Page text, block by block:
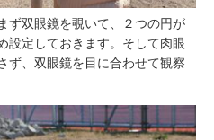
ず双眼鏡を覗いて、２つの円が
設定しておきます。そして肉眼
ず、双眼鏡を目に合わせて観察